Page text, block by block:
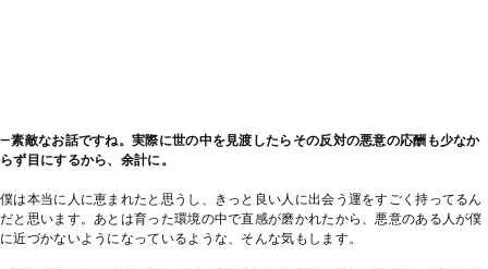
―素敵なお話ですね。実際に世の中を見渡したらその反対の悪意の応酬も少なか
らず目にするから、余計に。
僕は本当に人に恵まれたと思うし、きっと良い人に出会う運をすごく持ってるん
だと思います。あとは育った環境の中で直感が磨かれたから、悪意のある人が僕
に近づかないようになっているような、そんな気もします。